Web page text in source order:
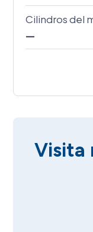
Cilindros del
—
Visita